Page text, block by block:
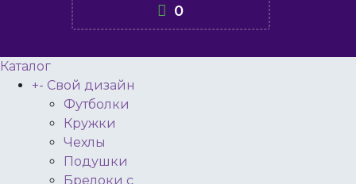
0
Каталог
+- Свой дизайн
Футболки
Кружки
Чехлы
Подушки
Брелоки с